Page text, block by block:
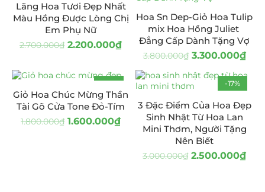
Lãng Hoa Tươi Đẹp Nhất
Màu Hồng Được Lòng Chị
Em Phụ Nữ
2.700.000₫ 2.200.000₫
Hoa Sn Dep-Giỏ Hoa Tulip
mix Hoa Hồng Juliet
Đẳng Cấp Dành Tặng Vợ
3.800.000₫ 3.300.000₫
-11%
Giỏ Hoa Chúc Mừng Thần
Tài Gõ Cửa Tone Đỏ-Tím
1.800.000₫ 1.600.000₫
-17%
3 Đặc Điểm Của Hoa Đẹp
Sinh Nhật Từ Hoa Lan
Mini Thơm, Người Tặng
Nên Biết
3.000.000₫ 2.500.000₫